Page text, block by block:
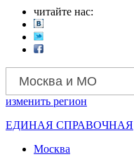
читайте нас:
Москва и МО
изменить регион
ЕДИНАЯ СПРАВОЧНАЯ
Москва